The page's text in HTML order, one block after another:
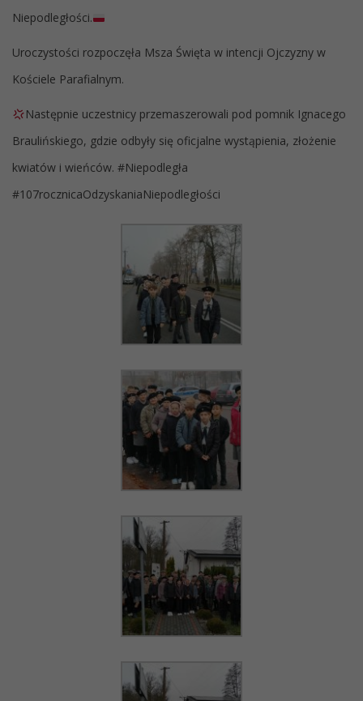
Niepodległości.
Uroczystości rozpoczęła Msza Święta w intencji Ojczyzny w
Kościele Parafialnym.
Następnie uczestnicy przemaszerowali pod pomnik Ignacego
Braulińskiego, gdzie odbyły się oficjalne wystąpienia, złożenie
kwiatów i wieńców. #Niepodległa
#107rocznicaOdzyskaniaNiepodległości